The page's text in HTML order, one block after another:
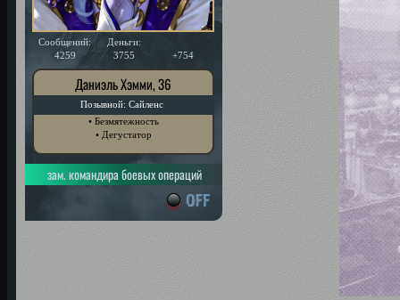
Сообщений:
4259
Деньги:
3755
+754
Даниэль Хэмми, 36
• Безмятежность
• Дегустатор
Позывной: Сайленс
зам. командира боевых операций